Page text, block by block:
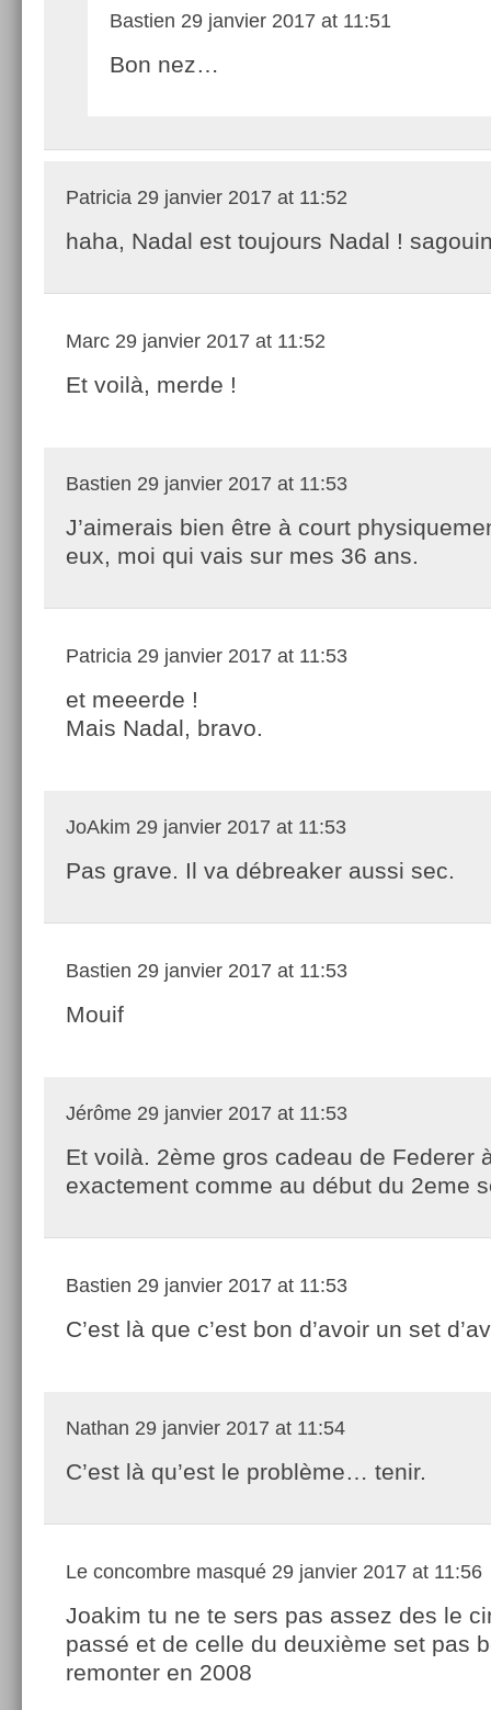
Bastien 29 janvier 2017 at 11:51
Bon nez…
Patricia 29 janvier 2017 at 11:52
haha, Nadal est toujours Nadal !
Marc 29 janvier 2017 at 11:52
Et voilà, merde !
Bastien 29 janvier 2017 at 11:53
J’aimerais bien être à court
eux, moi qui vais sur mes 36 ans.
Patricia 29 janvier 2017 at 11:53
et meeerde !
Mais Nadal, bravo.
JoAkim 29 janvier 2017 at 11:53
Pas grave. Il va débreaker aussi sec.
Bastien 29 janvier 2017 at 11:53
Mouif
Jérôme 29 janvier 2017 at 11:53
Et voilà. 2ème gros cadeau de Federer
exactement comme au début du 2eme
Bastien 29 janvier 2017 at 11:53
C’est là que c’est bon d’avoir un set
Nathan 29 janvier 2017 at 11:54
C’est là qu’est le problème… tenir.
Le concombre masqué 29 janvier 2017 at 11:56
Joakim tu ne te sers pas assez des le
passé et de celle du deuxième set pas
remonter en 2008